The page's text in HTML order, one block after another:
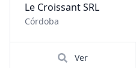
Le Croissant SRL
Córdoba
Ver